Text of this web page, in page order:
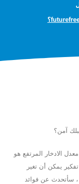
آمن؟
الادخار المرتفع هو
يمكن أن تغير
، سأتحدث عن فوائد